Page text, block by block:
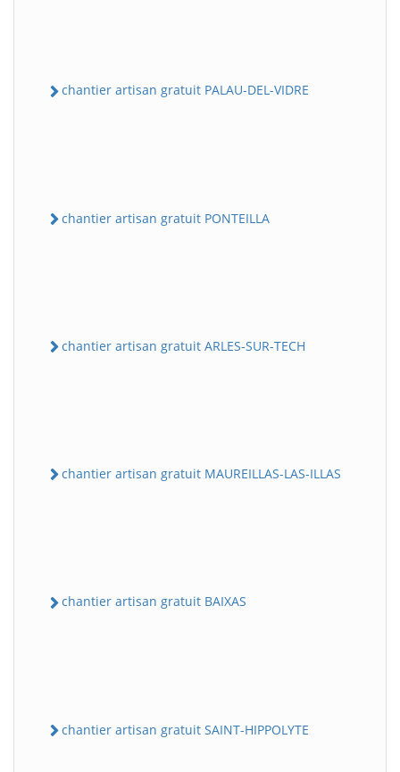
chantier artisan gratuit PALAU-DEL-VIDRE
chantier artisan gratuit PONTEILLA
chantier artisan gratuit ARLES-SUR-TECH
chantier artisan gratuit MAUREILLAS-LAS-ILLAS
chantier artisan gratuit BAIXAS
chantier artisan gratuit SAINT-HIPPOLYTE